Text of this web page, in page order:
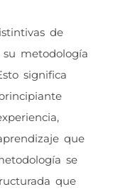
de
su metodología
significa
que
se
que